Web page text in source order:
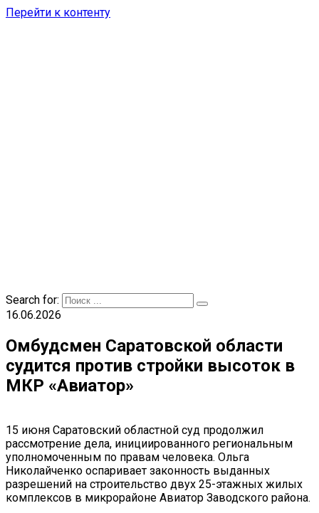
Перейти к контенту
Search for:
16.06.2026
Омбудсмен Саратовской области
судится против стройки высоток в
МКР «Авиатор»
15 июня Саратовский областной суд продолжил
рассмотрение дела, инициированного региональным
уполномоченным по правам человека. Ольга
Николайченко оспаривает законность выданных
разрешений на строительство двух 25-этажных жилых
комплексов в микрорайоне Авиатор Заводского района.